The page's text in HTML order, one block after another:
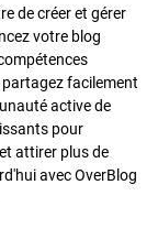
de créer et gérer
votre blog
facilement
active de
pour
attirer plus de
avec OverBlog